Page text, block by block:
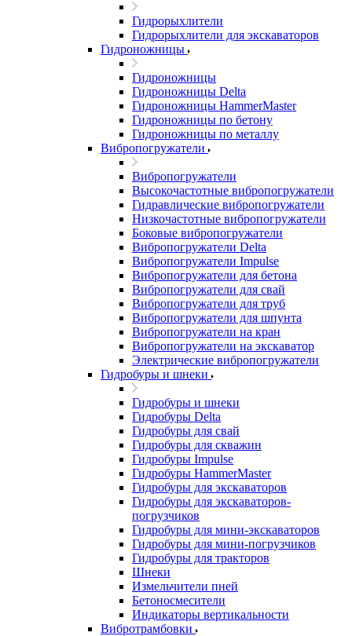
Гидрорыхлители
Гидрорыхлители для экскаваторов
Гидроножницы
Гидроножницы
Гидроножницы Delta
Гидроножницы HammerMaster
Гидроножницы по бетону
Гидроножницы по металлу
Вибропогружатели
Вибропогружатели
Высокочастотные вибропогружатели
Гидравлические вибропогружатели
Низкочастотные вибропогружатели
Боковые вибропогружатели
Вибропогружатели Delta
Вибропогружатели Impulse
Вибропогружатели для бетона
Вибропогружатели для свай
Вибропогружатели для труб
Вибропогружатели для шпунта
Вибропогружатели на кран
Вибропогружатели на экскаватор
Электрические вибропогружатели
Гидробуры и шнеки
Гидробуры и шнеки
Гидробуры Delta
Гидробуры для свай
Гидробуры для скважин
Гидробуры Impulse
Гидробуры HammerMaster
Гидробуры для экскаваторов
Гидробуры для экскаваторов-
погрузчиков
Гидробуры для мини-экскаваторов
Гидробуры для мини-погрузчиков
Гидробуры для тракторов
Шнеки
Измельчители пней
Бетоносмесители
Индикаторы вертикальности
Вибротрамбовки